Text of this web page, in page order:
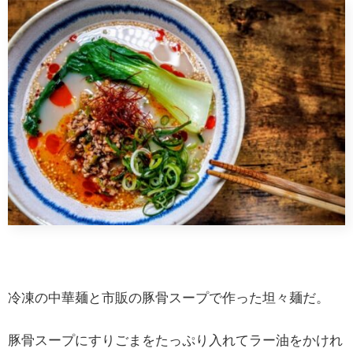
冷凍の中華麺と市販の豚骨スープで作った坦々麺だ。
豚骨スープにすりごまをたっぷり入れてラー油をかけれ